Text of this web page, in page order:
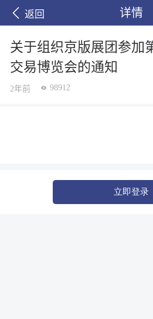
返回 详情
关于组织京版展团参加
交易博览会的通知
2年前 98912
立即登录